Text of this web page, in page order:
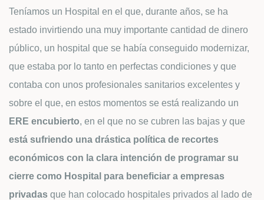
Teníamos un Hospital en el que, durante años, se ha
estado invirtiendo una muy importante cantidad de dinero
público, un hospital que se había conseguido modernizar,
que estaba por lo tanto en perfectas condiciones y que
contaba con unos profesionales sanitarios excelentes y
sobre el que, en estos momentos se está realizando un
ERE encubierto, en el que no se cubren las bajas y que
está sufriendo una drástica política de recortes
económicos con la clara intención de programar su
cierre como Hospital para beneficiar a empresas
privadas que han colocado hospitales privados al lado de